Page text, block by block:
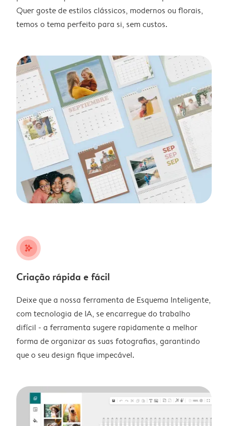
Quer goste de estilos clássicos, modernos ou florais,
temos o tema perfeito para si, sem custos.
stars_plus
Criação rápida e fácil
Deixe que a nossa ferramenta de Esquema Inteligente,
com tecnologia de IA, se encarregue do trabalho
difícil - a ferramenta sugere rapidamente a melhor
forma de organizar as suas fotografias, garantindo
que o seu design fique impecável.